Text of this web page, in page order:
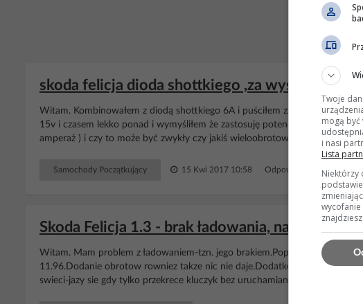
skoda felicja dioda shottkiego ,za wysoki prąd
Witam. Kombinowałem z diodą shottkiego 6A i puściłem za wysokie
15v i czasem lekko ponad i wymyśliłem że zastosuję potencjometr tylko
amperaż ) i czy to może być zwykły czy jakiś wieloobrotowy żeby dało się
Samochody Początkujący 15 Kwi 2017 10:58 Odpowiedzi: 15
Skoda Felicja 1.3 - brak ładowania, napięcie
Witam. Mam problem z ładowaniem-tzn. jego brakiem.Poprostu napiecie
11.96.Dodanie obrotow rowniez takze nic nie daje.Dodatkowo delikatnie
swieci-jazy sie gdy tylko przekrece kluczyk bez uruchamiania auta. Jakis
Twoje
mogą
i nasi
Lista
Niektórzy